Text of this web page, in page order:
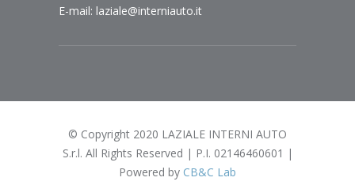
E-mail: laziale@interniauto.it
© Copyright 2020 LAZIALE INTERNI AUTO
S.r.l. All Rights Reserved | P.I. 02146460601 |
Powered by CB&C Lab